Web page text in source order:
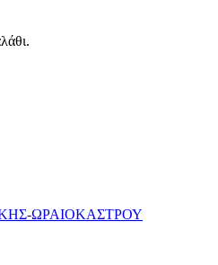
ΩΡΑΙΟΚΑΣΤΡΟΥ